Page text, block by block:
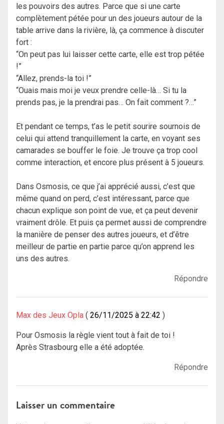
les pouvoirs des autres. Parce que si une carte
complètement pétée pour un des joueurs autour de la
table arrive dans la rivière, là, ça commence à discuter
fort :
“On peut pas lui laisser cette carte, elle est trop pétée
!”
“Allez, prends-la toi !”
“Ouais mais moi je veux prendre celle-là… Si tu la
prends pas, je la prendrai pas… On fait comment ?…”
Et pendant ce temps, t’as le petit sourire sournois de
celui qui attend tranquillement la carte, en voyant ses
camarades se bouffer le foie. Je trouve ça trop cool
comme interaction, et encore plus présent à 5 joueurs.
Dans Osmosis, ce que j’ai apprécié aussi, c’est que
même quand on perd, c’est intéressant, parce que
chacun explique son point de vue, et ça peut devenir
vraiment drôle. Et puis ça permet aussi de comprendre
la manière de penser des autres joueurs, et d’être
meilleur de partie en partie parce qu’on apprend les
uns des autres.
Répondre
Max des Jeux Opla 26/11/2025 à 22:42
Pour Osmosis la règle vient tout à fait de toi !
Après Strasbourg elle a été adoptée.
Répondre
Laisser un commentaire